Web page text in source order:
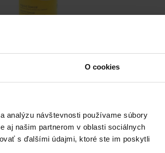
O cookies
analýzu návštevnosti používame súbory
aj našim partnerom v oblasti sociálnych
s ďalšími údajmi, ktoré ste im poskytli
a množenie rias v bazénoch.
v stredu u vás
8,58 EUR
proti